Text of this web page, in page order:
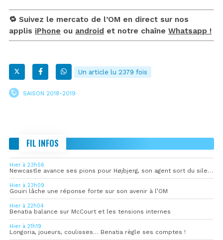
🔁 Suivez le mercato de l’OM en direct sur nos
applis iPhone ou android et notre chaîne Whatsapp !
Un article lu 2379 fois
SAISON 2018-2019
FIL INFOS
Hier à 23h56
Newcastle avance ses pions pour Højbjerg, son agent sort du silence
Hier à 23h09
Gouiri lâche une réponse forte sur son avenir à l’OM
Hier à 22h04
Benatia balance sur McCourt et les tensions internes
Hier à 21h19
Longoria, joueurs, coulisses… Benatia règle ses comptes !